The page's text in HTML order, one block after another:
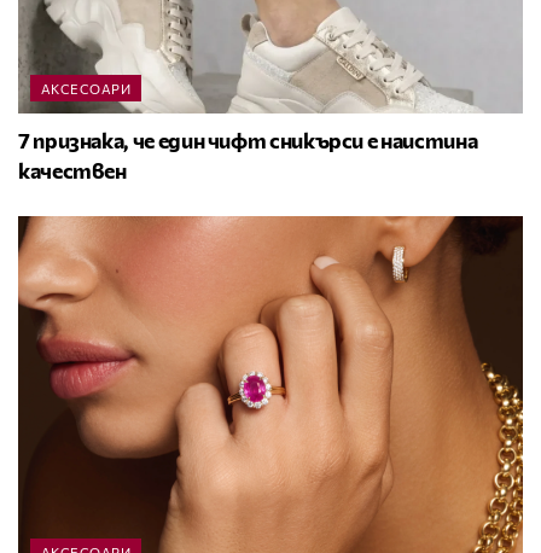
АКСЕСОАРИ
7 признака, че един чифт сникърси е наистина
качествен